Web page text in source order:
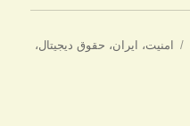
برچسب‌ها
امنیت، ایران، حقوق دیجیتال،